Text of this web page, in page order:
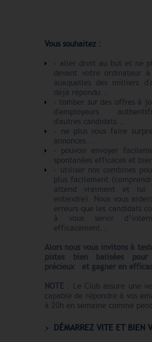
Vous souhaitez :
- aller droit au but et ne
devant votre ordinateur
auxquelles des milliers
déjà répondu...
- tomber sur des offres à
d'employeurs
d'autres candidats...
- ne plus vous faire
annonces...
- pouvoir envoyer
spontanées efficaces et
- utiliser nos combines
plus facilement
attend vraiment et
entendre). Nous vous
erreurs que les candidats
à vous servir
efficacement...
Alors nous vous invitons à
pistes bien balisées
précieux
et gagner en
NOTE : Le Club assure une
capable de répondre à vos
à 20h en semaine comme
DÉMARREZ VITE ET BIEN